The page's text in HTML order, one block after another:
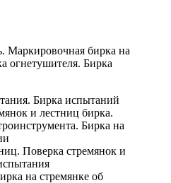
Маркировочная бирка на
огнетушителя. Бирка
Поверка стремянок и
на стремянке об